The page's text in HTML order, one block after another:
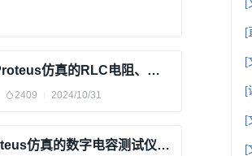
基于51单片机Proteus仿真的RLC电阻、电容、电感测量仪（仿真图、源代码）
2409 2024/10/31
基于单片机Proteus仿真的数字电容测试仪系统设计（仿真图、源代码）
[
[
[
[
[